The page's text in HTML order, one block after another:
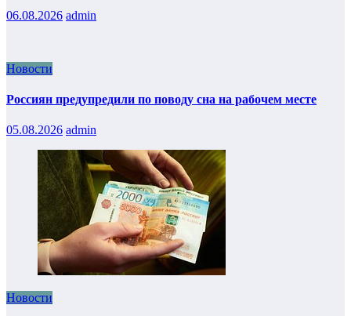
06.08.2026 admin
Новости
Россиян предупредили по поводу сна на рабочем месте
05.08.2026 admin
Новости